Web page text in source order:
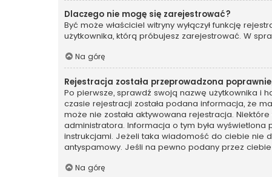
Dlaczego nie mogę się zarejestrować?
Być może właściciel witryny wyłączył funkcję
użytkownika, którą próbujesz zarejestrować. W
Na górę
Rejestracja została przeprowadzona
Po pierwsze, sprawdź swoją nazwę użytkownika i
czasie rejestracji została podana informacja, że
może nie została aktywowana rejestracja.
administratora. Informacja o tym była
instrukcjami. Jeżeli taka wiadomość do ciebie nie
antyspamowy. Jeśli na pewno podany przez
Na górę